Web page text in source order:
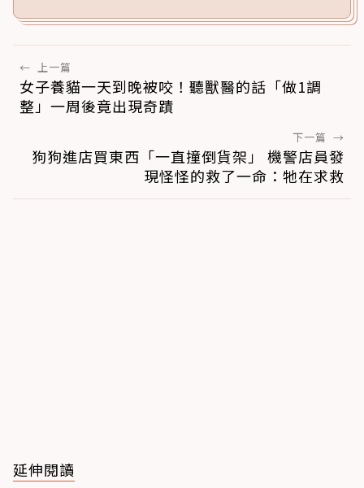
← 上一篇
女子養貓一天到晚被咬！聽獸醫的話「做1調
整」一周後竟出現奇蹟
下一篇 →
狗狗進店買東西「一直撞倒貨架」 機警店員發
現怪怪的救了一命：牠在求救
延伸閱讀